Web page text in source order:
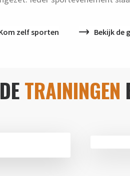
zelf sporten Bekijk de
TRAININGEN